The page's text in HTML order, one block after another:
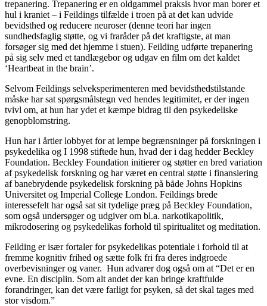
trepanering. Trepanering er en oldgammel praksis hvor man borer et
hul i kraniet – i Feildings tilfælde i troen på at det kan udvide
bevidsthed og reducere neuroser (denne teori har ingen
sundhedsfaglig støtte, og vi fraråder på det kraftigste, at man
forsøger sig med det hjemme i stuen). Feilding udførte trepanering
på sig selv med et tandlægebor og udgav en film om det kaldet
‘Heartbeat in the brain’.
Selvom Feildings selveksperimenteren med bevidsthedstilstande
måske har sat spørgsmålstegn ved hendes legitimitet, er der ingen
tvivl om, at hun har ydet et kæmpe bidrag til den psykedeliske
genopblomstring.
Hun har i årtier lobbyet for at lempe begrænsninger på forskningen i
psykedelika og I 1998 stiftede hun, hvad der i dag hedder Beckley
Foundation. Beckley Foundation initierer og støtter en bred variation
af psykedelisk forskning og har været en central støtte i finansiering
af banebrydende psykedelisk forskning på både Johns Hopkins
Universitet og Imperial College London. Feildings brede
interessefelt har også sat sit tydelige præg på Beckley Foundation,
som også undersøger og udgiver om bl.a. narkotikapolitik,
mikrodosering og psykedelikas forhold til spiritualitet og meditation.
Feilding er især fortaler for psykedelikas potentiale i forhold til at
fremme kognitiv frihed og sætte folk fri fra deres indgroede
overbevisninger og vaner. Hun advarer dog også om at “Det er en
evne. En disciplin. Som alt andet der kan bringe kraftfulde
forandringer, kan det være farligt for psyken, så det skal tages med
stor visdom.”